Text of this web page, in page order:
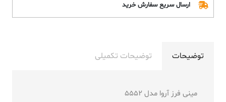
ارسال سریع سفارش خرید
توضیحات توضیحات تکمیلی
مینی فرز آروا مدل 5552